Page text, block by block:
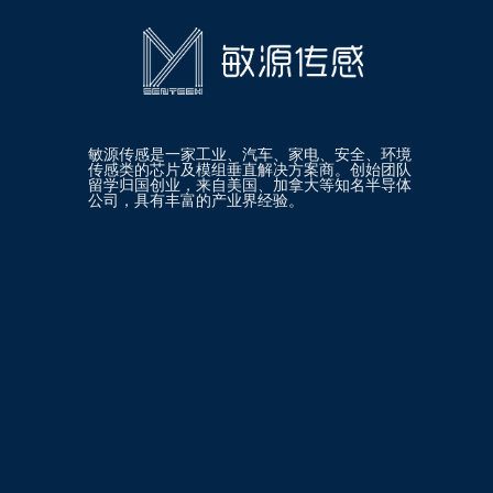
敏源传感是一家工业、汽车、家电、安全、环境
传感类的芯片及模组垂直解决方案商。创始团队
留学归国创业，来自美国、加拿大等知名半导体
公司，具有丰富的产业界经验。